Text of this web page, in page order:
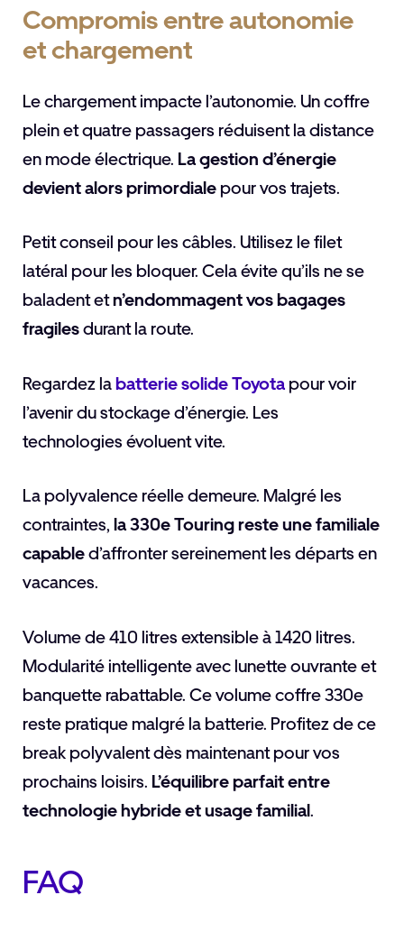
Compromis entre autonomie
et chargement
Le chargement impacte l’autonomie. Un coffre
plein et quatre passagers réduisent la distance
en mode électrique. La gestion d’énergie
devient alors primordiale pour vos trajets.
Petit conseil pour les câbles. Utilisez le filet
latéral pour les bloquer. Cela évite qu’ils ne se
baladent etn’endommagent vos bagages
fragilesdurant la route.
Regardez labatterie solide Toyota pour voir
l’avenir du stockage d’énergie. Les
technologies évoluent vite.
La polyvalence réelle demeure. Malgré les
contraintes, la 330e Touring reste une familiale
capabled’affronter sereinement les départs en
vacances.
Volume de 410 litres extensible à 1420 litres.
Modularité intelligente avec lunette ouvrante et
banquette rabattable. Ce volume coffre 330e
reste pratique malgré la batterie. Profitez de ce
break polyvalent dès maintenant pour vos
prochains loisirs. L’équilibre parfait entre
technologie hybride et usage familial.
FAQ